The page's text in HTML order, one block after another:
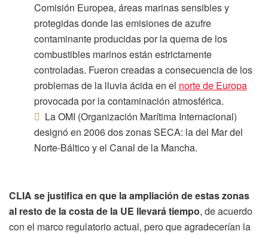
Comisión Europea, áreas marinas sensibles y
protegidas donde las emisiones de azufre
contaminante producidas por la quema de los
combustibles marinos están estrictamente
controladas. Fueron creadas a consecuencia de los
problemas de la lluvia ácida en el norte de Europa
provocada por la contaminación atmosférica.
La OMI (Organización Marítima Internacional)
designó en 2006 dos zonas SECA: la del Mar del
Norte-Báltico y el Canal de la Mancha.
CLIA se justifica en que la ampliación de estas zonas
al resto de la costa de la UE llevará tiempo, de acuerdo
con el marco regulatorio actual, pero que agradecerían la